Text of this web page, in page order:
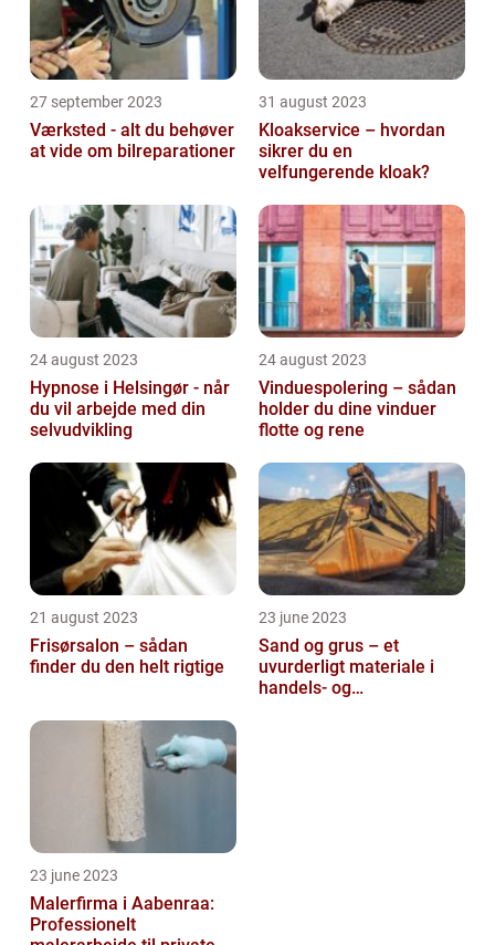
27 september 2023
Værksted - alt du behøver
at vide om bilreparationer
31 august 2023
Kloakservice – hvordan
sikrer du en
velfungerende kloak?
24 august 2023
Hypnose i Helsingør - når
du vil arbejde med din
selvudvikling
24 august 2023
Vinduespolering – sådan
holder du dine vinduer
flotte og rene
21 august 2023
Frisørsalon – sådan
finder du den helt rigtige
23 june 2023
Sand og grus – et
uvurderligt materiale i
handels- og
23 june 2023
Malerfirma i Aabenraa:
Professionelt